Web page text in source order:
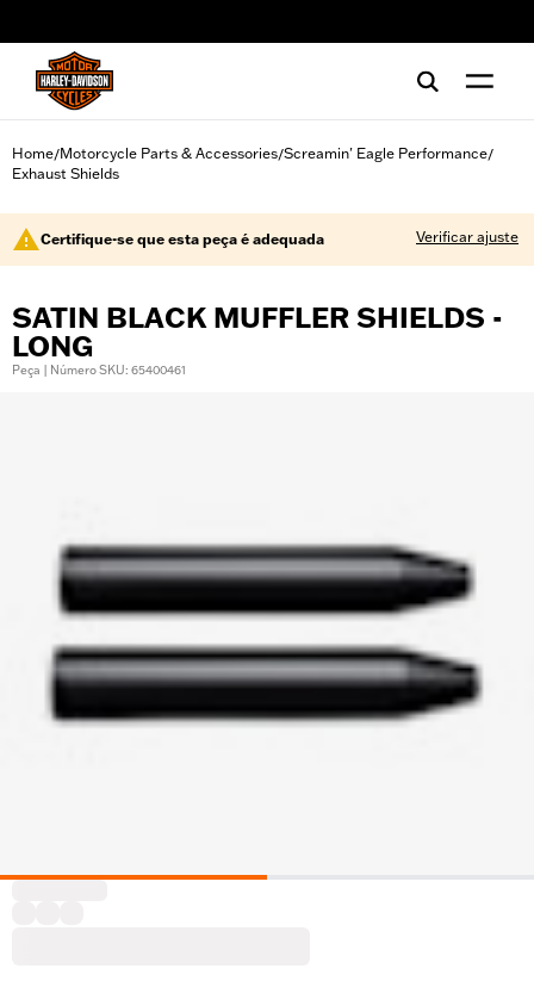
Home/Motorcycle Parts & Accessories/Screamin' Eagle Performance/
Exhaust Shields
Certifique-se que esta peça é adequada Verificar ajuste
SATIN BLACK MUFFLER SHIELDS -
LONG
Peça | Número SKU: 65400461